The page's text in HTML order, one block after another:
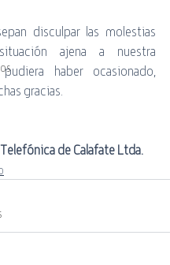
disculpar las molestias
ajena a nuestra
haber ocasionado,
gracias.
de Calafate Ltda.